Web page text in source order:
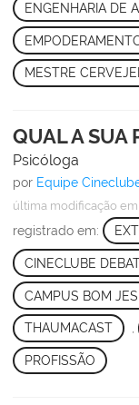
ENGENHARIA DE
MESTRE
QUAL A SUA
Psicóloga
por Equipe
última modificação
registrado em:
CINECLUBE
CAMPUS BOM
THAUMACAST ,
PROFISSÃO